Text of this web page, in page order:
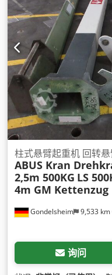
Gondelsheim 9,533 km
柱式悬臂起重机 回转
ABUS Kran
2,5m 500KG LS
4m GM Kettenzug
询问